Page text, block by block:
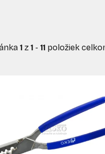
1 z 1 - 11 položiek